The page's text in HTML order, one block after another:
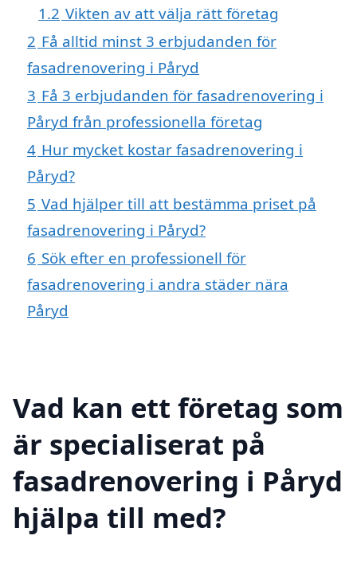
1.2 Vikten av att välja rätt företag
2 Få alltid minst 3 erbjudanden för
fasadrenovering i Påryd
3 Få 3 erbjudanden för fasadrenovering i
Påryd från professionella företag
4 Hur mycket kostar fasadrenovering i
Påryd?
5 Vad hjälper till att bestämma priset på
fasadrenovering i Påryd?
6 Sök efter en professionell för
fasadrenovering i andra städer nära
Påryd
Vad kan ett företag som
är specialiserat på
fasadrenovering i Påryd
hjälpa till med?